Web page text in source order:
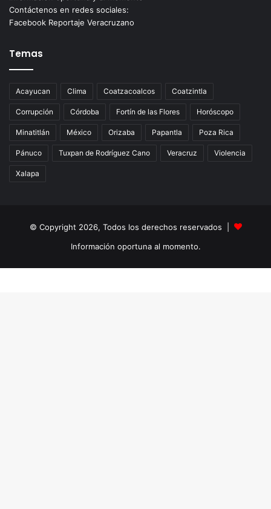
Contáctenos en redes sociales:
Facebook Reportaje Veracruzano
Temas
Acayucan Clima Coatzacoalcos Coatzintla
Corrupción Córdoba Fortín de las Flores Horóscopo
Minatitlán México Orizaba Papantla Poza Rica
Pánuco Tuxpan de Rodríguez Cano Veracruz Violencia
Xalapa
© Copyright 2026, Todos los derechos reservados |
Información oportuna al momento.